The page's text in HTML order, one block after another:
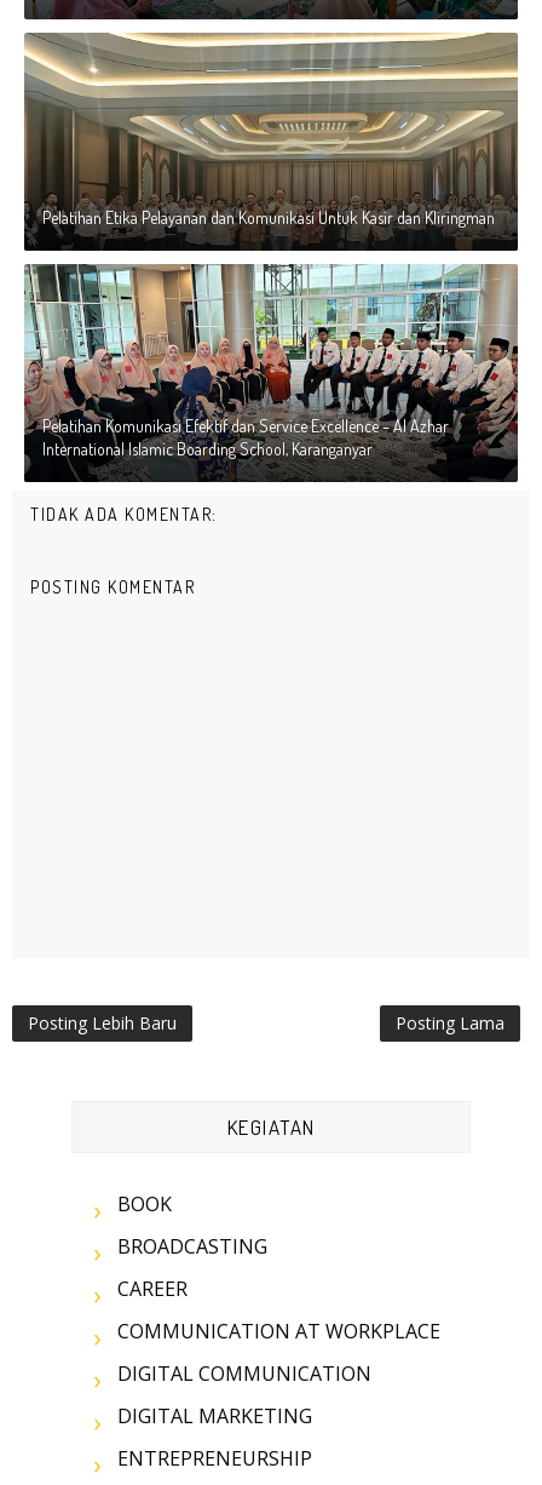
Pelatihan Etika Pelayanan dan Komunikasi Untuk Kasir dan Kliringman
Pelatihan Komunikasi Efektif dan Service Excellence – Al Azhar
International Islamic Boarding School, Karanganyar
TIDAK ADA KOMENTAR:
POSTING KOMENTAR
Posting Lebih Baru Posting Lama
KEGIATAN
BOOK
BROADCASTING
CAREER
COMMUNICATION AT WORKPLACE
DIGITAL COMMUNICATION
DIGITAL MARKETING
ENTREPRENEURSHIP